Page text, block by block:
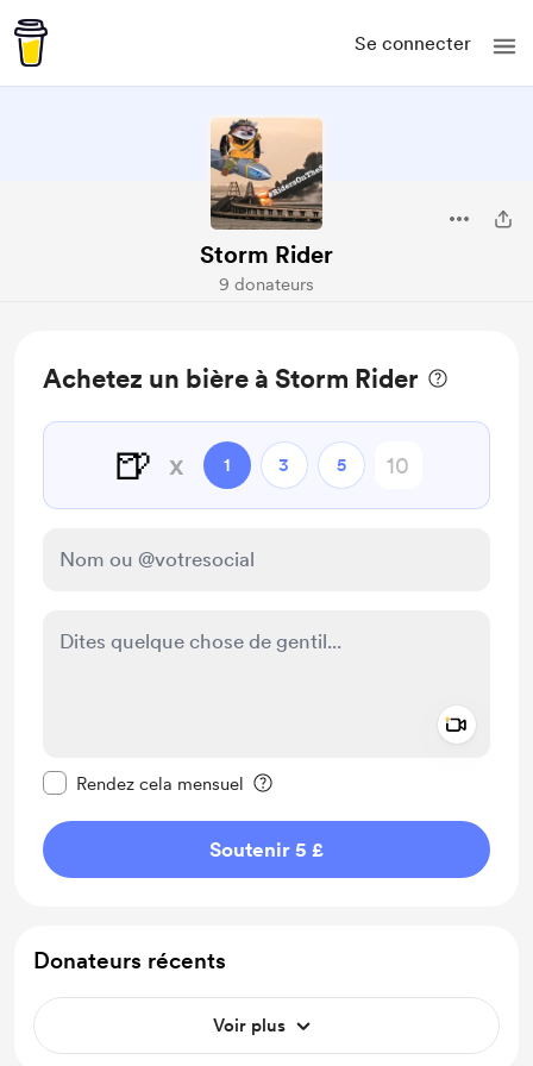
Se connecter
Storm Rider
9 donateurs
Achetez un bière à Storm Rider
🍺 x 1 3 5
Rendez cela mensuel
Soutenir 5 £
Donateurs récents
Voir plus